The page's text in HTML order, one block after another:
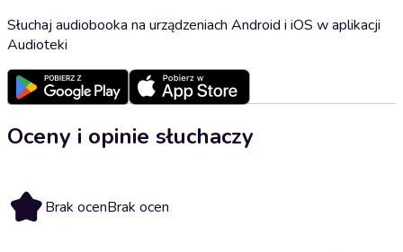
Słuchaj audiobooka na urządzeniach Android i iOS w aplikacji
Audioteki
Oceny i opinie słuchaczy
Brak ocenBrak ocen